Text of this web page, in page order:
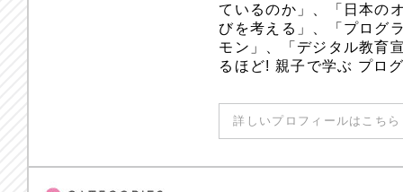
ているのか」、「日本の
びを考える」、「プログ
モン」、「デジタル教育
るほど! 親子で学ぶ プロ
詳しいプロフィールはこち